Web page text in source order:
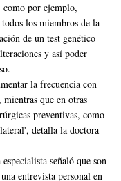
como por ejemplo,
los miembros de la
de un test genético
y así poder
la frecuencia con
que en otras
preventivas, como
detalla la doctora
señaló que son
entrevista personal en